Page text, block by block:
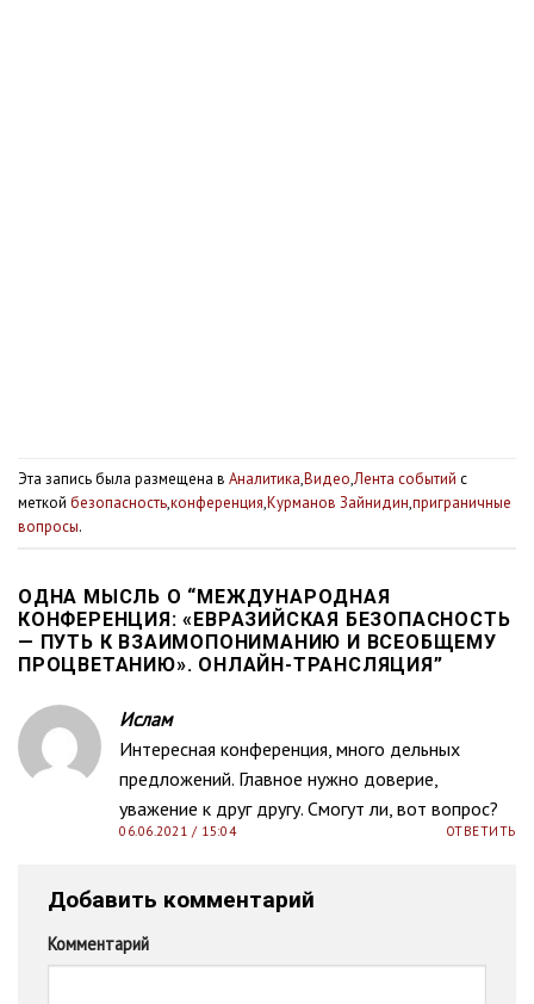
Эта запись была размещена в Аналитика,Видео,Лента событий с
меткой безопасность,конференция,Курманов Зайнидин,приграничные
вопросы.
ОДНА МЫСЛЬ О “ МЕЖДУНАРОДНАЯ
КОНФЕРЕНЦИЯ: «ЕВРАЗИЙСКАЯ БЕЗОПАСНОСТЬ
— ПУТЬ К ВЗАИМОПОНИМАНИЮ И ВСЕОБЩЕМУ
ПРОЦВЕТАНИЮ». ОНЛАЙН-ТРАНСЛЯЦИЯ ”
Ислам
Интересная конференция, много дельных
предложений. Главное нужно доверие,
уважение к друг другу. Смогут ли, вот вопрос?
06.06.2021 / 15:04 ОТВЕТИТЬ
Добавить комментарий
Комментарий